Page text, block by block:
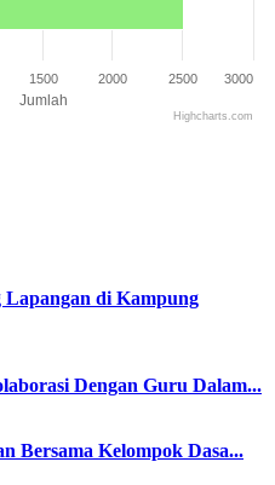
Jumlah
1500 2000 2500 3000
Highcharts.com
Lapangan di Kampung
Dengan Guru Dalam...
Bersama Kelompok Dasa...